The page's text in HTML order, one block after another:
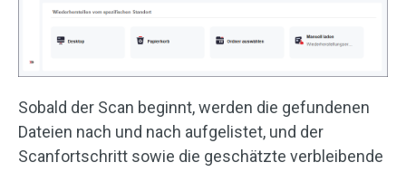
Sobald der Scan beginnt, werden die gefundenen
Dateien nach und nach aufgelistet, und der
Scanfortschritt sowie die geschätzte verbleibende